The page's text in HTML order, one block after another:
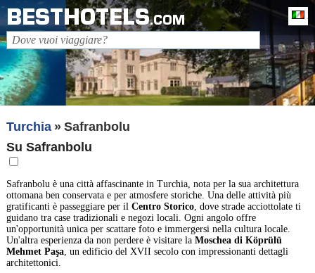
BESTHOTELS.COM
Turchia
Safranbolu
Su Safranbolu
Safranbolu è una città affascinante in Turchia, nota per la sua architettura
ottomana ben conservata e per atmosfere storiche. Una delle attività più
gratificanti è passeggiare per il Centro Storico, dove strade acciottolate ti
guidano tra case tradizionali e negozi locali. Ogni angolo offre
un'opportunità unica per scattare foto e immergersi nella cultura locale.
Un'altra esperienza da non perdere è visitare la Moschea di Köprülü
Mehmet Paşa, un edificio del XVII secolo con impressionanti dettagli
architettonici.